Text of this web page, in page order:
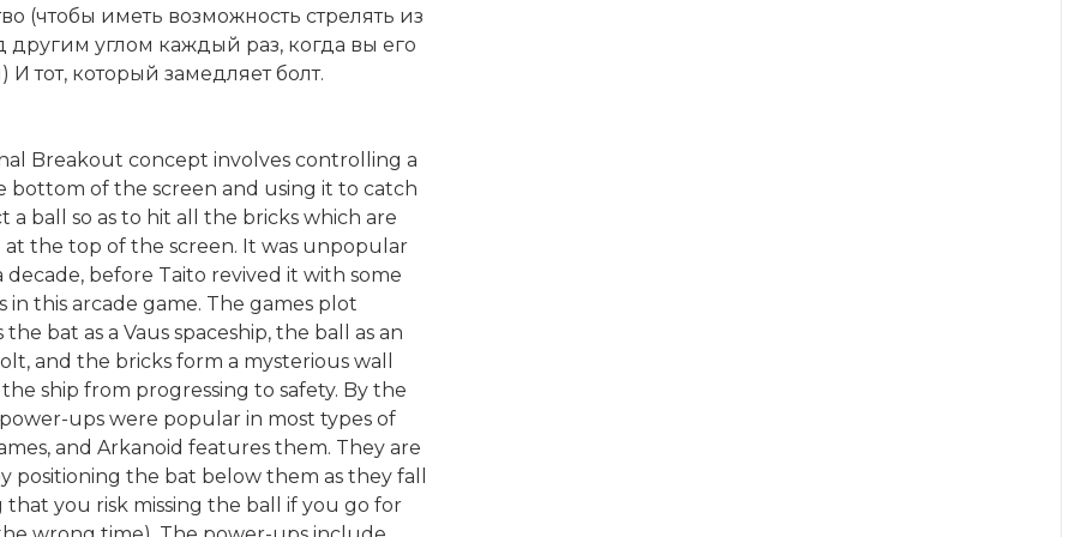
(чтобы иметь возможность стрелять из
другим углом каждый раз, когда вы его
И тот, который замедляет болт.
Breakout concept involves controlling a
bottom of the screen and using it to catch
a ball so as to hit all the bricks which are
at the top of the screen. It was unpopular
decade, before Taito revived it with some
in this arcade game. The games plot
bat as a Vaus spaceship, the ball as an
and the bricks form a mysterious wall
ship from progressing to safety. By the
ups were popular in most types of
and Arkanoid features them. They are
positioning the bat below them as they fall
that you risk missing the ball if you go for